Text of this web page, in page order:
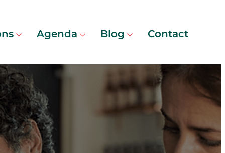
Agenda Blog Contact